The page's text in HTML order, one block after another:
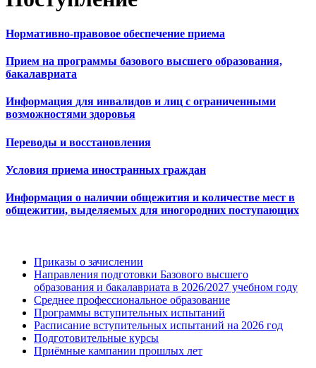
Нормативно-правовое обеспечение приема
Прием на программы базового высшего образования,
бакалавриата
Информация для инвалидов и лиц с ограниченными
возможностями здоровья
Переводы и восстановления
Условия приема иностранных граждан
Информация о наличии общежития и количестве мест в
общежитии, выделяемых для иногородних поступающих
Приказы о зачислении
Направления подготовки Базового высшего
образования и бакалавриата в 2026/2027 учебном году
Среднее профессиональное образование
Программы вступительных испытаний
Расписание вступительных испытаний на 2026 год
Подготовительные курсы
Приёмные кампании прошлых лет